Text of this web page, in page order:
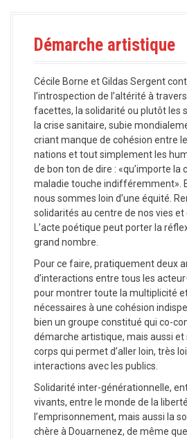
Démarche artistique
Cécile Borne et Gildas Sergent
l’introspection de l’altérité à
facettes, la solidarité ou plutôt les
la crise sanitaire, subie
criant manque de cohésion entre
nations et tout simplement les
de bon ton de dire : «qu’importe la
maladie touche indifféremment».
nous sommes loin d’une équité.
solidarités au centre de nos vies et
L’acte poétique peut porter la
grand nombre.
Pour ce faire, pratiquement deux
d’interactions entre tous les
pour montrer toute la multiplicité
nécessaires à une cohésion
bien un groupe constitué qui co-
démarche artistique, mais aussi
corps qui permet d’aller loin, très
interactions avec les publics.
Solidarité inter-générationnelle,
vivants, entre le monde de la
l’emprisonnement, mais aussi la
chère à Douarnenez, de même